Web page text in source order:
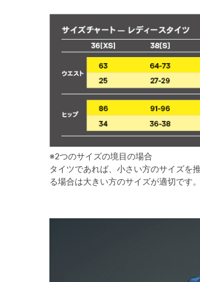
※2つのサイズの境目の場合
タイツであれば、小さい方のサイズを
る場合は大きい方のサイズが適切です